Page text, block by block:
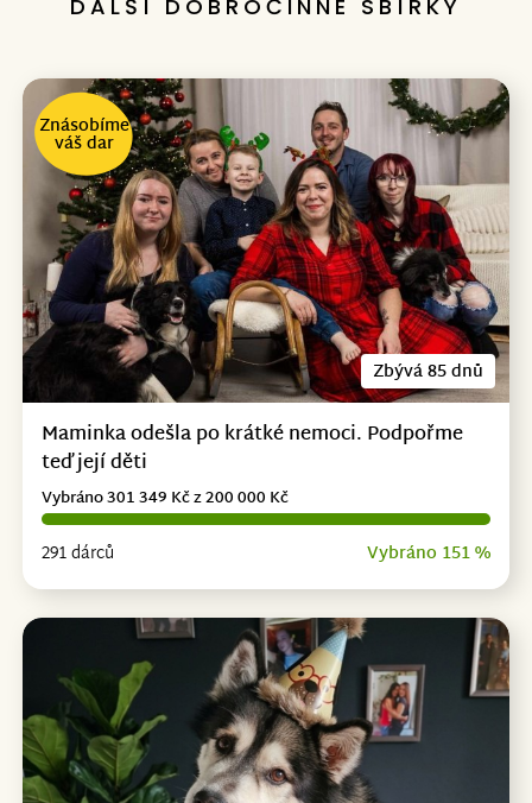
DALŠÍ DOBROČINNÉ SBÍRKY
Zbývá 85 dnů
Znásobíme
váš dar
Maminka odešla po krátké nemoci. Podpořme
teď její děti
291 dárců Vybráno 151 %
Vybráno 301 349 Kč z 200 000 Kč